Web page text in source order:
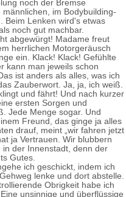
noch der Bremse
im Bodybuilding-
Beim Lenken wird's etwas
noch gut machbar.
abgewürgt! Madame freut
herrlichen Motorgeräusch
ein. Klack! Klack! Gefühlte
kann man jeweils schon
ist anders als alles, was ich
Zauberwort. Ja, ja, ich weiß.
und fährt! Und nach kurzer
ersten Sorgen und
Jede Menge sogar. Und
Freund, das ginge ja alles
drauf, meint „wir fahren jetzt
ja Vertrauen. Wir blubbern
der Innenstadt, denn der
Gutes.
ich geschickt, indem ich
lenke und dort abstelle.
Obrigkeit habe ich
unsinnige und überflüssige